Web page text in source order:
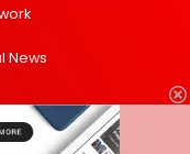
News